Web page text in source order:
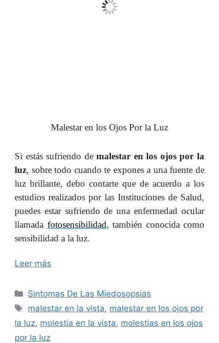
Malestar en los Ojos Por la Luz
Si estás sufriendo demalestar en los ojos por la
luz, sobre todo cuando te expones a una fuente de
luz brillante, debo contarte que de acuerdo a los
estudios realizados por las Instituciones de Salud,
puedes estar sufriendo de una enfermedad ocular
llamada fotosensibilidad, también conocida como
sensibilidad a la luz.
Leer más
Categorías
Sintomas De Las Miedosopsias
Etiquetas
malestar en la vista, malestar en los ojos por
la luz, molestia en la vista, molestias en los ojos
por la luz